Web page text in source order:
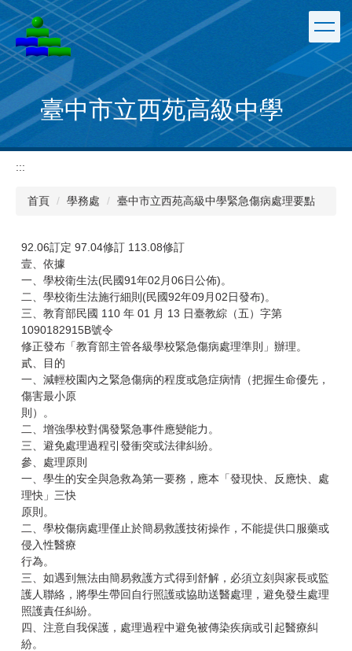
跳
到
主
要
內
容
區
臺中市立西苑高級中學
:::
首頁 學務處 臺中市立西苑高級中學緊急傷病處理要點
92.06訂定 97.04修訂 113.08修訂
壹、依據
一、學校衛生法(民國91年02月06日公佈)。
二、學校衛生法施行細則(民國92年09月02日發布)。
三、教育部民國 110 年 01 月 13 日臺教綜（五）字第
1090182915B號令
修正發布「教育部主管各級學校緊急傷病處理準則」辦理。
貳、目的
一、減輕校園內之緊急傷病的程度或急症病情（把握生命優先，
傷害最小原
則）。
二、增強學校對偶發緊急事件應變能力。
三、避免處理過程引發衝突或法律糾紛。
參、處理原則
一、學生的安全與急救為第一要務，應本「發現快、反應快、處
理快」三快
原則。
二、學校傷病處理僅止於簡易救護技術操作，不能提供口服藥或
侵入性醫療
行為。
三、如遇到無法由簡易救護方式得到舒解，必須立刻與家長或監
護人聯絡，將學生帶回自行照護或協助送醫處理，避免發生處理
照護責任糾紛。
四、注意自我保護，處理過程中避免被傳染疾病或引起醫療糾
紛。